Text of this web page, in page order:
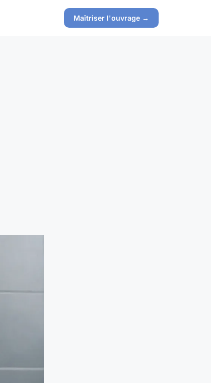
Maîtriser l'ouvrage →